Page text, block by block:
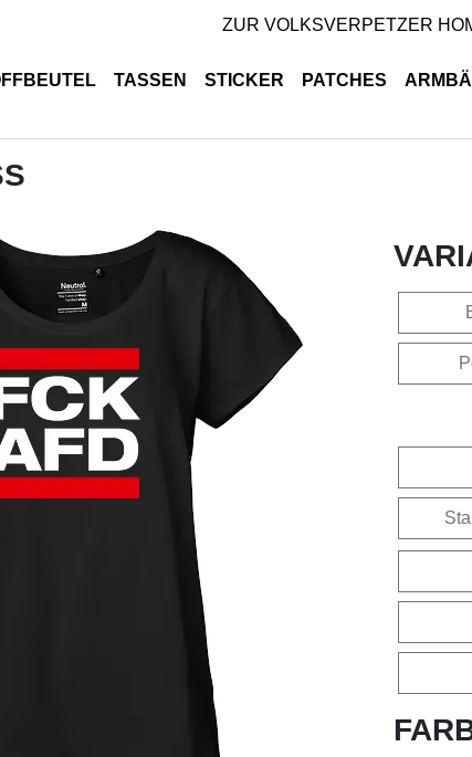
ZUR VOLKSVERPETZER
TASSEN STICKER PATCHES